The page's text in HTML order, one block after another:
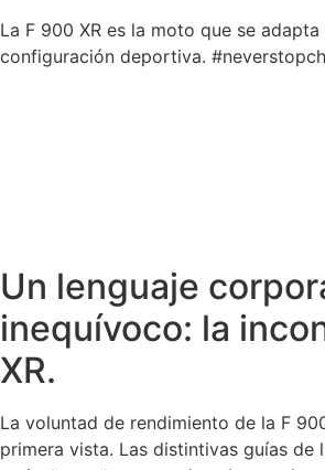
La F 900 XR es la moto que se
configuración deportiva.
Un lenguaje
inequívoco: la
XR.
La voluntad de rendimiento de la F
primera vista. Las distintivas guías de